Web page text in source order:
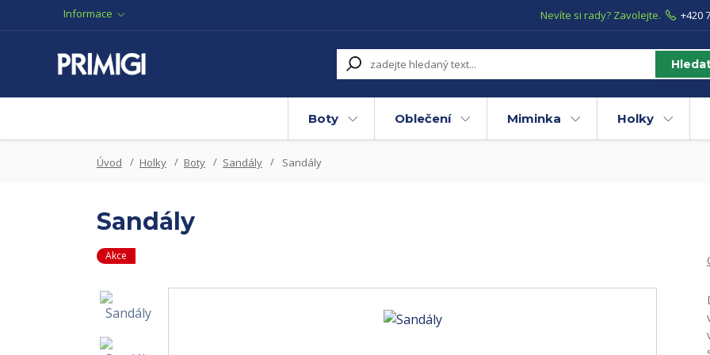
Informace Nevíte si rady? Zavolejte. +420
Boty Oblečení Miminka Holky
Úvod Holky Boty Sandály Sandály
Sandály
Akce